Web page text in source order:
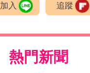
加入 追蹤
熱門新聞